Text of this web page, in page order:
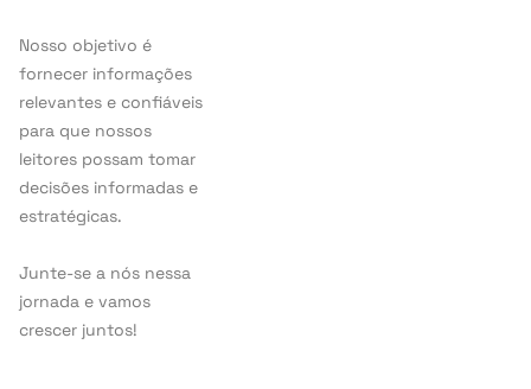
Nosso objetivo é
fornecer informações
relevantes e confiáveis
para que nossos
leitores possam tomar
decisões informadas e
estratégicas.
Junte-se a nós nessa
jornada e vamos
crescer juntos!